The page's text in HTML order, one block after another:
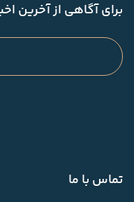
برای آگاهی از آخرین
تماس با ما